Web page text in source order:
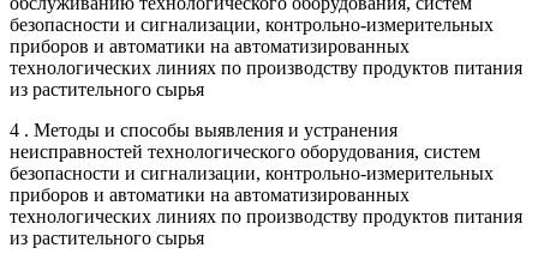
безопасности и сигнализации, контрольно-измерительных
приборов и автоматики на автоматизированных
технологических линиях по производству продуктов питания
из растительного сырья
4 . Методы и способы выявления и устранения
неисправностей технологического оборудования, систем
безопасности и сигнализации, контрольно-измерительных
приборов и автоматики на автоматизированных
технологических линиях по производству продуктов питания
из растительного сырья